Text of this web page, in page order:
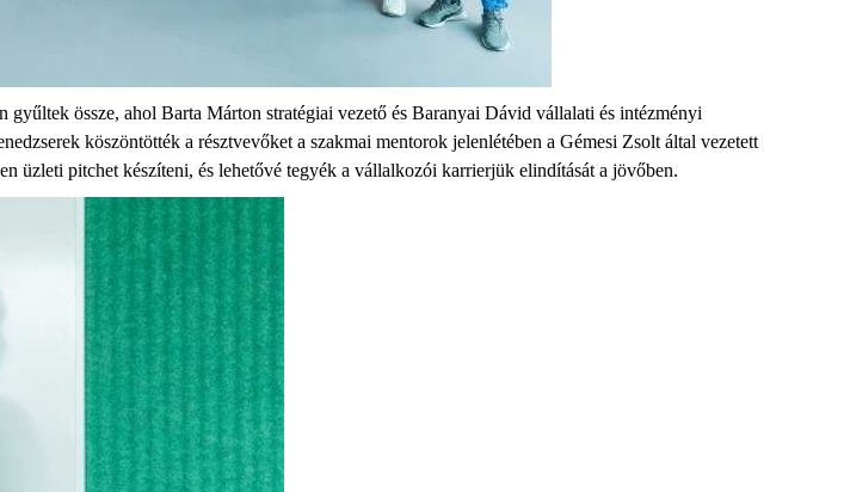
össze, ahol Barta Márton stratégiai vezető és Baranyai Dávid vállalati és intézményi
köszöntötték a résztvevőket a szakmai mentorok jelenlétében a Gémesi Zsolt által vezetett
üzleti pitchet készíteni, és lehetővé tegyék a vállalkozói karrierjük elindítását a jövőben.